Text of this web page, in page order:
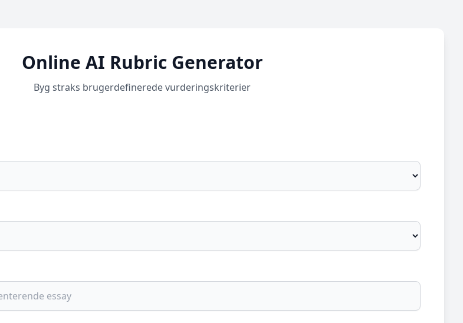
Online AI Rubric Generator
Byg straks brugerdefinerede vurderingskriterier